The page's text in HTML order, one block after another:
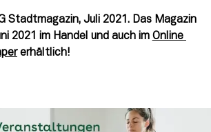
Stadtmagazin, Juli 2021. Das Magazin
2021 im Handel und auch im Online
erhältlich!